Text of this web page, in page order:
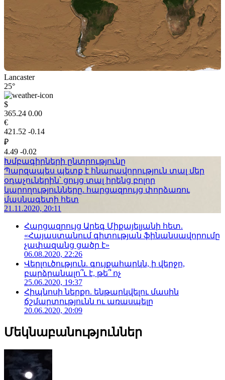
Lancaster
25°
$
365.24 0.00
€
421.52 -0.14
₽
4.49 -0.02
Խմբագիրների ընտրությունը
Պարզապես պետք է հնարավորություն տալ մեր
օդաչուներին՝ ցույց տալ իրենց բոլոր
կարողությունները. հարցազրույց փորձառու
մասնագետի հետ
21.11.2020, 20:11
Հարցազրույց Արեգ Միքայելյանի հետ.
«Հայաստանում գիտության ֆինանսավորումը
չափազանց ցածր է»
06.08.2020, 22:26
Վերլուծություն. գույքահարկն, ի վերջո,
բարձրանալո՞ւ է, թե՞ ոչ
25.06.2020, 19:37
Հիպնոսի ներքո. ենթարկվելու մասին
ճշմարտությունն ու առասպելը
20.06.2020, 20:09
Մեկնաբանություններ